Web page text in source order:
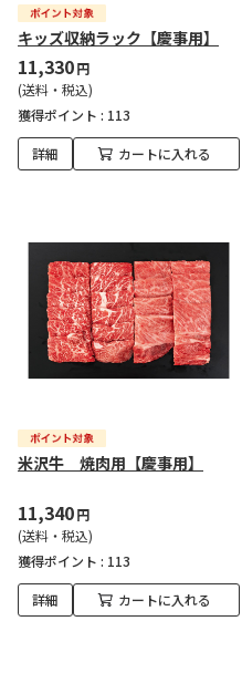
キッズ収納ラック【慶事用】
11,330円
(送料・税込)
獲得ポイント : 113
詳細 カートに入れる
米沢牛 焼肉用【慶事用】
11,340円
(送料・税込)
獲得ポイント : 113
詳細 カートに入れる